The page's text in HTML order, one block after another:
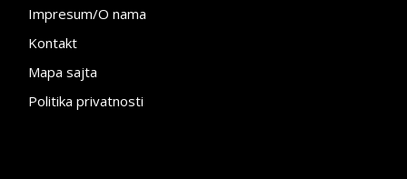
Impresum/O nama
Kontakt
Mapa sajta
Politika privatnosti